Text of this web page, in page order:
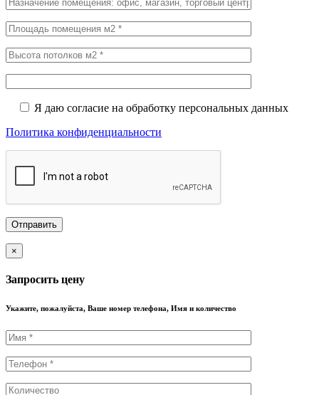
Я даю согласие на обработку персональных данных
Политика конфиденциальности
×
Запросить цену
Укажите, пожалуйста, Ваше номер телефона, Имя и количество